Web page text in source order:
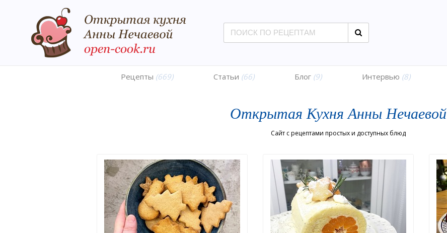
Рецепты (669) Статьи (66) Блог (9) Интервью (8)
Открытая Кухня Анны Нечаевой
Сайт с рецептами простых и доступных блюд